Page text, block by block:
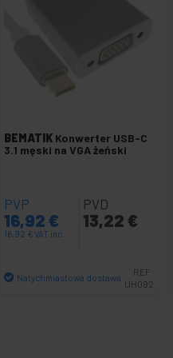
Ethernet
BEMATIK Konwerter USB-C
3.1 męski na VGA żeński
PVP
16,92 €
16,92 €VAT inc.
PVD
13,22 €
Natychmiastowa dostawa
REF:
UH092